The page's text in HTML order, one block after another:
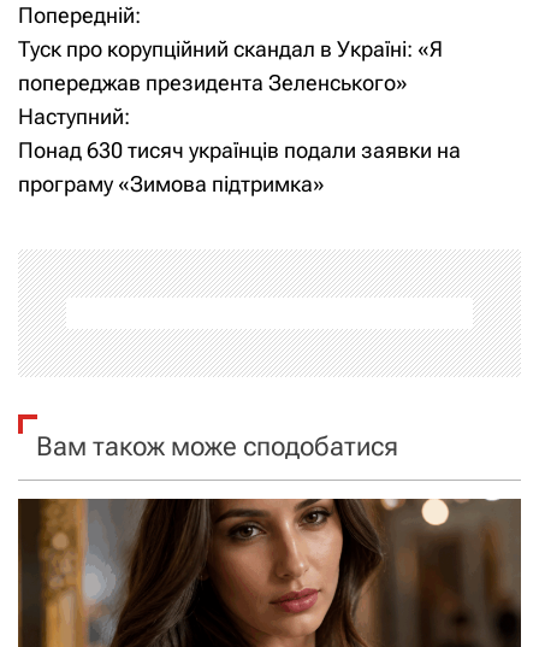
Н
а
в
і
а
ц
і
я
з
Попередній:
Туск про корупційний скандал в Україні: «Я
попереджав президента Зеленського»
Наступний:
Понад 630 тисяч українців подали заявки на
програму «Зимова підтримка»
Вам також може сподобатися